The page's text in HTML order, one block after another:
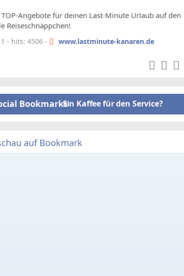
Angebote für deinen Last-Minute Urlaub auf den
Reiseschnäppchen!
- hits: 4506 - www.lastminute-kanaren.de
Ein Kaffee für den Service?
auf Bookmark